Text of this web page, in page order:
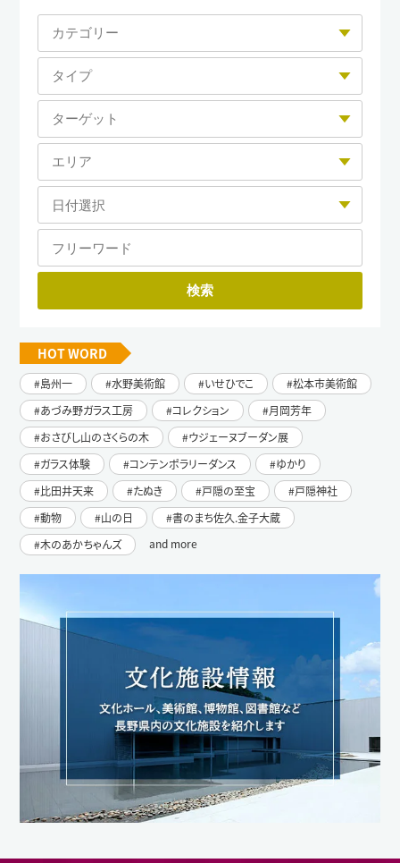
HOT WORD
島州一 水野美術館 いせひでこ
松本市美術館
あづみ野ガラス工房
コレクション
月岡芳年
おさびし山のさくらの木
ウジェーヌブーダン展
ガラス体験
コンテンポラリーダンス
ゆかり
比田井天来
たぬき 戸隠の至宝
戸隠神社
動物
山の日
書のまち佐久.金子大蔵
木のあかちゃんズ
and more